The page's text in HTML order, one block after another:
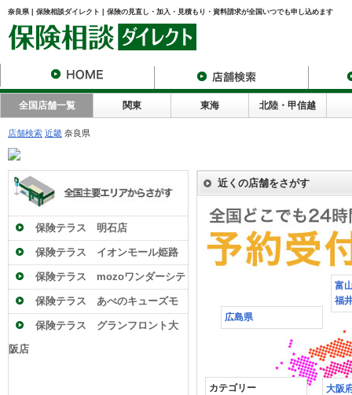
奈良県 | 保険相談ダイレクト | 保険の見直し・加入・見積もり・資料請求が全国いつでも申し込めます
全国店舗一覧 関東 東海 北陸・甲信越
店舗検索 近畿 奈良県
保険テラス 明石店
保険テラス イオンモール姫路
大津店保険テラス mozoワンダーシテ
ィ店
保険テラス あべのキューズモ
ール店保険テラス グランフロント大
阪店
近くの店舗をさがす
富
福
大阪
広島県
カテゴリー